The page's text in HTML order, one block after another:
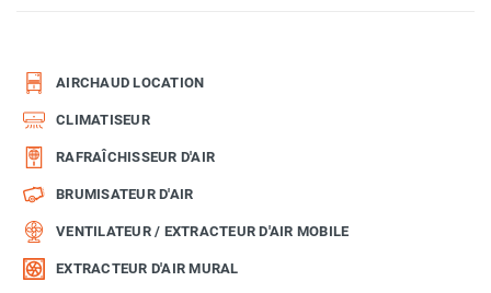
AIRCHAUD LOCATION
CLIMATISEUR
RAFRAÎCHISSEUR D'AIR
BRUMISATEUR D'AIR
VENTILATEUR / EXTRACTEUR D'AIR MOBILE
EXTRACTEUR D'AIR MURAL